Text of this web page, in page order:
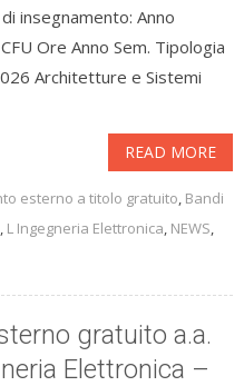
insegnamento: Anno
Ore Anno Sem. Tipologia
Architetture e Sistemi
READ MORE
esterno a titolo gratuito, Bandi
, L Ingegneria Elettronica, NEWS,
gratuito a.a.
Elettronica –